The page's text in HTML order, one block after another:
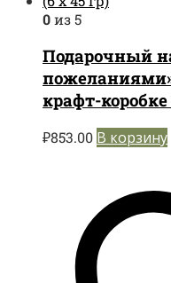
0из 5
Подарочный
крафт-коробке
₽853.00 В корзину